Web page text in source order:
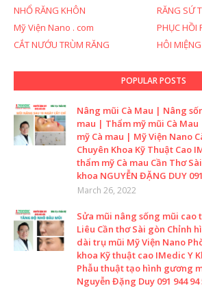
NHỔ RĂNG KHÔN
RĂNG SỨ
Mỹ Viện Nano . com
PHỤC HỒI
CẮT NƯỚU TRÙM RĂNG
HÔI MIỆNG
POPULAR POSTS
Nâng mũi Cà Mau | Nâng
mau | Thẩm mỹ mũi Cà
mỹ Cà mau | Mỹ Viện Nano
Chuyên Khoa Kỹ Thuật Cao
thẩm mỹ Cà mau Cần Thơ
khoa NGUYỄN ĐẶNG DUY
March 26, 2022
Sửa mũi nâng sống mũi cao
Liêu Cần thơ Sài gòn Chỉnh
dài trụ mũi Mỹ Viện Nano
khoa Kỹ thuật cao IMedic Y
Phẫu thuật tạo hình gương
Nguyễn Đặng Duy 091 944 94